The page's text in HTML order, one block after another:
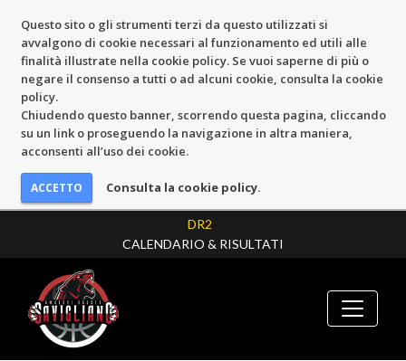
Questo sito o gli strumenti terzi da questo utilizzati si
avvalgono di cookie necessari al funzionamento ed utili alle
finalità illustrate nella cookie policy. Se vuoi saperne di più o
negare il consenso a tutti o ad alcuni cookie, consulta la cookie
policy.
Chiudendo questo banner, scorrendo questa pagina, cliccando
su un link o proseguendo la navigazione in altra maniera,
acconsenti all’uso dei cookie.
Consulta la cookie policy.
DR2
CALENDARIO & RISULTATI